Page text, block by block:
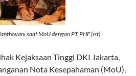
saat MoU dengan PT PHE (ist)
Kejaksaan Tinggi DKI Jakarta,
Nota Kesepahaman (MoU),